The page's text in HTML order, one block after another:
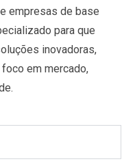
empresas de base
para que
inovadoras,
em mercado,